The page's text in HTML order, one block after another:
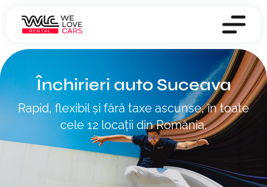
Închirieri auto Suceava
Rapid, flexibil și fără taxe ascunse, în toate
cele 12 locații din România.